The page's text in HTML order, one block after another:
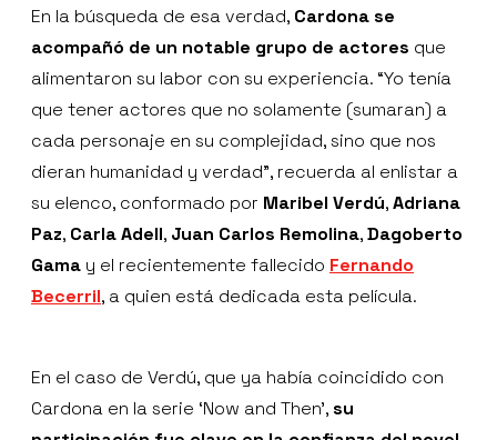
En la búsqueda de esa verdad, Cardona se
acompañó de un notable grupo de actores que
alimentaron su labor con su experiencia. “Yo tenía
que tener actores que no solamente (sumaran) a
cada personaje en su complejidad, sino que nos
dieran humanidad y verdad”, recuerda al enlistar a
su elenco, conformado por Maribel Verdú,Adriana
Paz, Carla Adell, Juan Carlos Remolina,Dagoberto
Gama y el recientemente fallecido Fernando
Becerril, a quien está dedicada esta película.
En el caso de Verdú, que ya había coincidido con
Cardona en la serie ‘Now and Then’,su